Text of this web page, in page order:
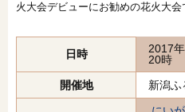
火大会デビューにお勧めの花火大会
日時
2017
20時
開催地
新潟ふ